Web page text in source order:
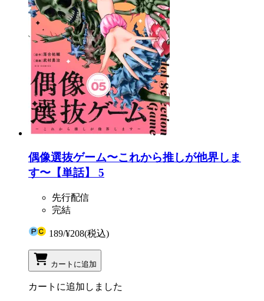
偶像選抜ゲーム〜これから推しが他界しま
す〜【単話】 5
先行配信
完結
189/¥208(税込)
カートに追加
カートに追加しました